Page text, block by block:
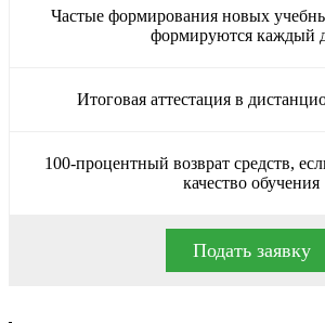
Частые формирования новых
формируются каждый
Итоговая аттестация в
100-процентный возврат средств,
качество обучения
Подать заявку